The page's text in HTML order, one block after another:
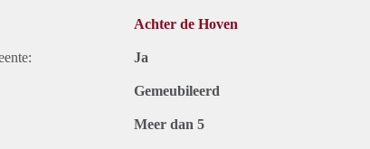
Achter de Hoven
Ja
Gemeubileerd
Meer dan 5